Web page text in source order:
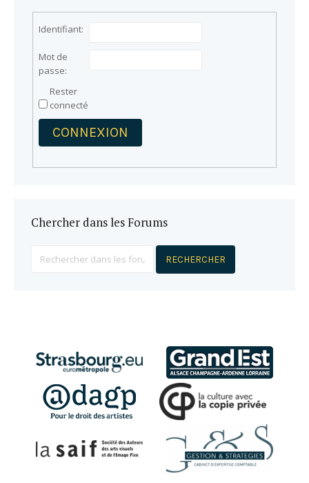
Identifiant:
Mot de
passe:
Rester
connecté
CONNEXION
Chercher dans les Forums